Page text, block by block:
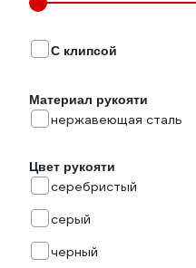
С клипсой
Материал рукояти
нержавеющая сталь
Цвет рукояти
серебристый
серый
черный